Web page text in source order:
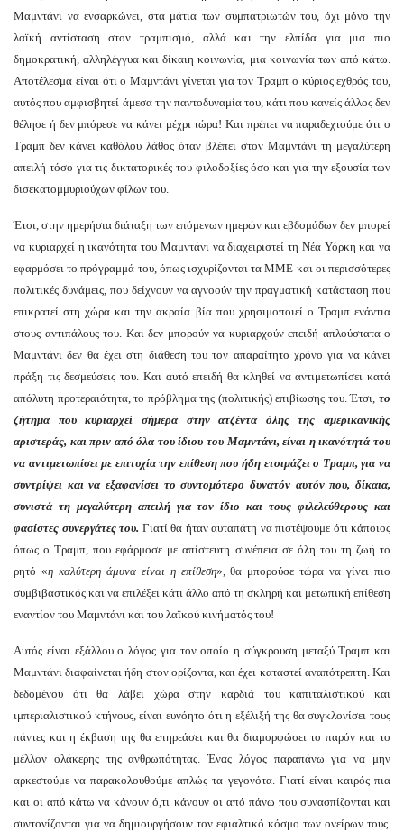
Μαμντάνι να ενσαρκώνει, στα μάτια των συμπατριωτών του, όχι μόνο την
λαϊκή αντίσταση στον τραμπισμό, αλλά και την ελπίδα για μια πιο
δημοκρατική, αλληλέγγυα και δίκαιη κοινωνία, μια κοινωνία των από κάτω.
Αποτέλεσμα είναι ότι ο Μαμντάνι γίνεται για τον Τραμπ ο κύριος εχθρός του,
αυτός που αμφισβητεί άμεσα την παντοδυναμία του, κάτι που κανείς άλλος δεν
θέλησε ή δεν μπόρεσε να κάνει μέχρι τώρα! Και πρέπει να παραδεχτούμε ότι ο
Τραμπ δεν κάνει καθόλου λάθος όταν βλέπει στον Μαμντάνι τη μεγαλύτερη
απειλή τόσο για τις δικτατορικές του φιλοδοξίες όσο και για την εξουσία των
δισεκατομμυριούχων φίλων του.
Έτσι, στην ημερήσια διάταξη των επόμενων ημερών και εβδομάδων δεν μπορεί
να κυριαρχεί η ικανότητα του Μαμντάνι να διαχειριστεί τη Νέα Υόρκη και να
εφαρμόσει το πρόγραμμά του, όπως ισχυρίζονται τα ΜΜΕ και οι περισσότερες
πολιτικές δυνάμεις, που δείχνουν να αγνοούν την πραγματική κατάσταση που
επικρατεί στη χώρα και την ακραία βία που χρησιμοποιεί ο Τραμπ ενάντια
στους αντιπάλους του. Και δεν μπορούν να κυριαρχούν επειδή απλούστατα ο
Μαμντάνι δεν θα έχει στη διάθεση του τον απαραίτητο χρόνο για να κάνει
πράξη τις δεσμεύσεις του. Και αυτό επειδή θα κληθεί να αντιμετωπίσει κατά
απόλυτη προτεραιότητα, το πρόβλημα της (πολιτικής) επιβίωσης του. Έτσι, το
ζήτημα που κυριαρχεί σήμερα στην ατζέντα όλης της αμερικανικής
αριστεράς, και πριν από όλα του ίδιου του Μαμντάνι, είναι η ικανότητά του
να αντιμετωπίσει με επιτυχία την επίθεση που ήδη ετοιμάζει ο Τραμπ, για να
συντρίψει και να εξαφανίσει το συντομότερο δυνατόν αυτόν που, δίκαια,
συνιστά τη μεγαλύτερη απειλή για τον ίδιο και τους φιλελεύθερους και
φασίστες συνεργάτες του. Γιατί θα ήταν αυταπάτη να πιστέψουμε ότι κάποιος
όπως ο Τραμπ, που εφάρμοσε με απίστευτη συνέπεια σε όλη του τη ζωή το
ρητό «η καλύτερη άμυνα είναι η επίθεση», θα μπορούσε τώρα να γίνει πιο
συμβιβαστικός και να επιλέξει κάτι άλλο από τη σκληρή και μετωπική επίθεση
εναντίον του Μαμντάνι και του λαϊκού κινήματός του!
Αυτός είναι εξάλλου ο λόγος για τον οποίο η σύγκρουση μεταξύ Τραμπ και
Μαμντάνι διαφαίνεται ήδη στον ορίζοντα, και έχει καταστεί αναπότρεπτη. Και
δεδομένου ότι θα λάβει χώρα στην καρδιά του καπιταλιστικού και
ιμπεριαλιστικού κτήνους, είναι ευνόητο ότι η εξέλιξή της θα συγκλονίσει τους
πάντες και η έκβαση της θα επηρεάσει και θα διαμορφώσει το παρόν και το
μέλλον ολάκερης της ανθρωπότητας. Ένας λόγος παραπάνω για να μην
αρκεστούμε να παρακολουθούμε απλώς τα γεγονότα. Γιατί είναι καιρός πια
και οι από κάτω να κάνουν ό,τι κάνουν οι από πάνω που συνασπίζονται και
συντονίζονται για να δημιουργήσουν τον εφιαλτικό κόσμο των ονείρων τους.